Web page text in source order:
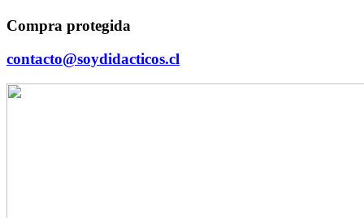
Compra protegida
contacto@soydidacticos.cl